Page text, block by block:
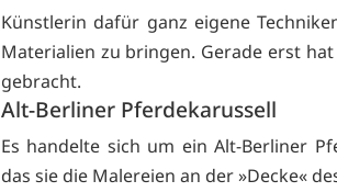
Künstlerin dafür ganz eigene
Materialien zu bringen. Gerade erst
gebracht.
Alt-Berliner Pferdekarussell
Es handelte sich um ein Alt-Berliner
das sie die Malereien an der »Decke«